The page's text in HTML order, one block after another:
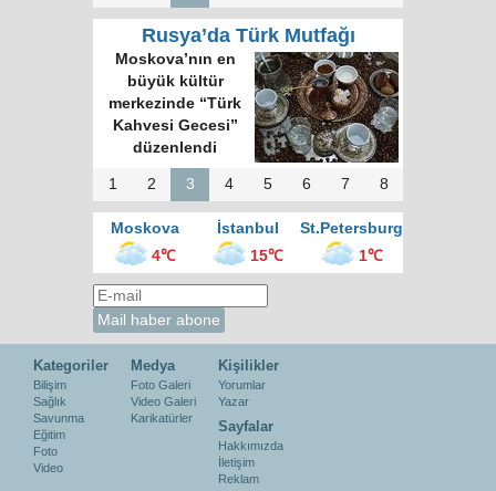
Rusya’da Türk Mutfağı
Moskova’nın en
büyük kültür
merkezinde “Türk
Kahvesi Gecesi”
düzenlendi
1 2 3 4 5 6 7 8
Moskova İstanbul
St.Petersburg
4℃
15℃ 1℃
Kategoriler
Bilişim
Sağlık
Savunma
Eğitim
Foto
Video
Medya
Foto Galeri
Video Galeri
Karikatürler
Kişilikler
Yorumlar
Yazar
Sayfalar
Hakkımızda
İletişim
Reklam